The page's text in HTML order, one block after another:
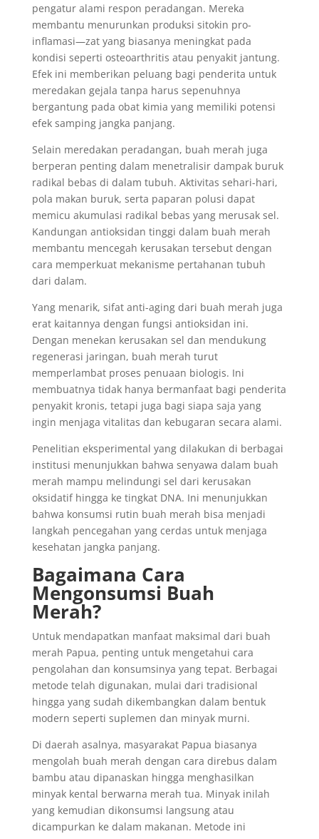
pengatur alami respon peradangan. Mereka
membantu menurunkan produksi sitokin pro-
inflamasi—zat yang biasanya meningkat pada
kondisi seperti osteoarthritis atau penyakit jantung.
Efek ini memberikan peluang bagi penderita untuk
meredakan gejala tanpa harus sepenuhnya
bergantung pada obat kimia yang memiliki potensi
efek samping jangka panjang.
Selain meredakan peradangan, buah merah juga
berperan penting dalam menetralisir dampak buruk
radikal bebas di dalam tubuh. Aktivitas sehari-hari,
pola makan buruk, serta paparan polusi dapat
memicu akumulasi radikal bebas yang merusak sel.
Kandungan antioksidan tinggi dalam buah merah
membantu mencegah kerusakan tersebut dengan
cara memperkuat mekanisme pertahanan tubuh
dari dalam.
Yang menarik, sifat anti-aging dari buah merah juga
erat kaitannya dengan fungsi antioksidan ini.
Dengan menekan kerusakan sel dan mendukung
regenerasi jaringan, buah merah turut
memperlambat proses penuaan biologis. Ini
membuatnya tidak hanya bermanfaat bagi penderita
penyakit kronis, tetapi juga bagi siapa saja yang
ingin menjaga vitalitas dan kebugaran secara alami.
Penelitian eksperimental yang dilakukan di berbagai
institusi menunjukkan bahwa senyawa dalam buah
merah mampu melindungi sel dari kerusakan
oksidatif hingga ke tingkat DNA. Ini menunjukkan
bahwa konsumsi rutin buah merah bisa menjadi
langkah pencegahan yang cerdas untuk menjaga
kesehatan jangka panjang.
Bagaimana Cara
Mengonsumsi Buah
Merah?
Untuk mendapatkan manfaat maksimal dari buah
merah Papua, penting untuk mengetahui cara
pengolahan dan konsumsinya yang tepat. Berbagai
metode telah digunakan, mulai dari tradisional
hingga yang sudah dikembangkan dalam bentuk
modern seperti suplemen dan minyak murni.
Di daerah asalnya, masyarakat Papua biasanya
mengolah buah merah dengan cara direbus dalam
bambu atau dipanaskan hingga menghasilkan
minyak kental berwarna merah tua. Minyak inilah
yang kemudian dikonsumsi langsung atau
dicampurkan ke dalam makanan. Metode ini